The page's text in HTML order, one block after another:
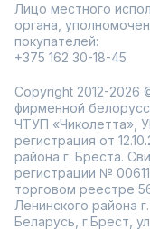
Лицо местного
органа,
покупателей:
+375 162 30-18-45
Copyright 2012-2026
фирменной
ЧТУП «Чиколетта»,
регистрация от
района г. Бреста.
регистрации №
торговом реестре
Ленинского района
Беларусь, г.Брест,